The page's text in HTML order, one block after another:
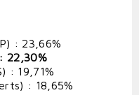
: 23,66%
22,30%
: 19,71%
: 18,65%